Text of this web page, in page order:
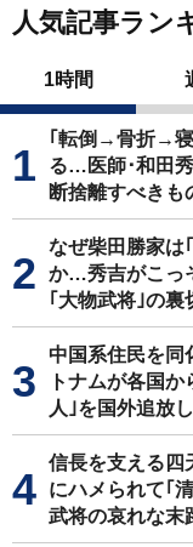
人気記事ラン
1時間
｢転倒→骨折→寝
る…医師･和田
断捨離すべきも
なぜ柴田勝家は
か…秀吉がこっ
｢大物武将｣の裏
中国系住民を
トナムが各国
人｣を国外追放
信長を支える
にハメられて｢
武将の哀れな末